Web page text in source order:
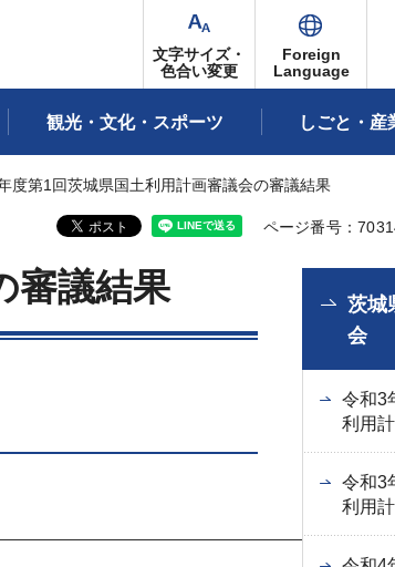
文字サイズ・
色合い変更
Foreign
Language
観光・文化・スポーツ しごと・産
度第1回茨城県国土利用計画審議会の審議結果
ページ番号：
審議結果
茨城
会
令和3
利用
令和3
利用